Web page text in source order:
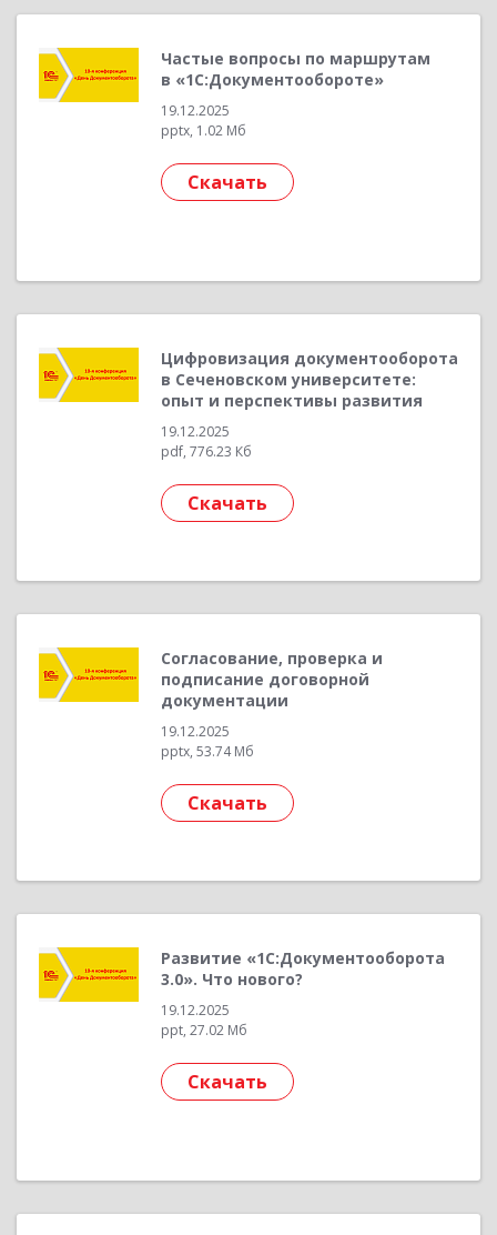
Частые вопросы по маршрутам
в «1С:Документообороте»
19.12.2025
pptx, 1.02 Мб
Скачать
Цифровизация документооборота
в Сеченовском университете:
опыт и перспективы развития
19.12.2025
pdf, 776.23 Кб
Скачать
Согласование, проверка и
подписание договорной
документации
19.12.2025
pptx, 53.74 Мб
Скачать
Развитие «1С:Документооборота
3.0». Что нового?
19.12.2025
ppt, 27.02 Мб
Скачать